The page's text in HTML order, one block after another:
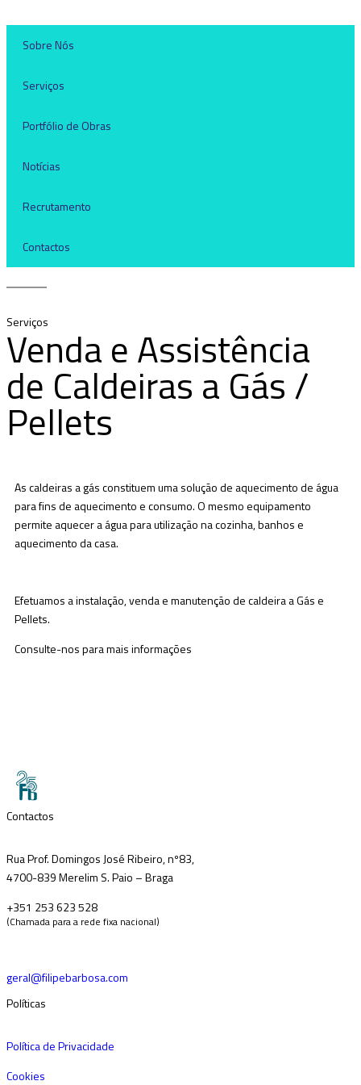
Sobre Nós
Serviços
Portfólio de Obras
Notícias
Recrutamento
Contactos
Serviços
Venda e Assistência
de Caldeiras a Gás /
Pellets
As caldeiras a gás constituem uma solução de aquecimento de água
para fins de aquecimento e consumo. O mesmo equipamento
permite aquecer a água para utilização na cozinha, banhos e
aquecimento da casa.
Efetuamos a instalação, venda e manutenção de caldeira a Gás e
Pellets.
Consulte-nos para mais informações
Contactos
Rua Prof. Domingos José Ribeiro, nº83,
4700-839 Merelim S. Paio – Braga
+351 253 623 528
(Chamada para a rede fixa nacional)
geral@filipebarbosa.com
Políticas
Política de Privacidade
Cookies